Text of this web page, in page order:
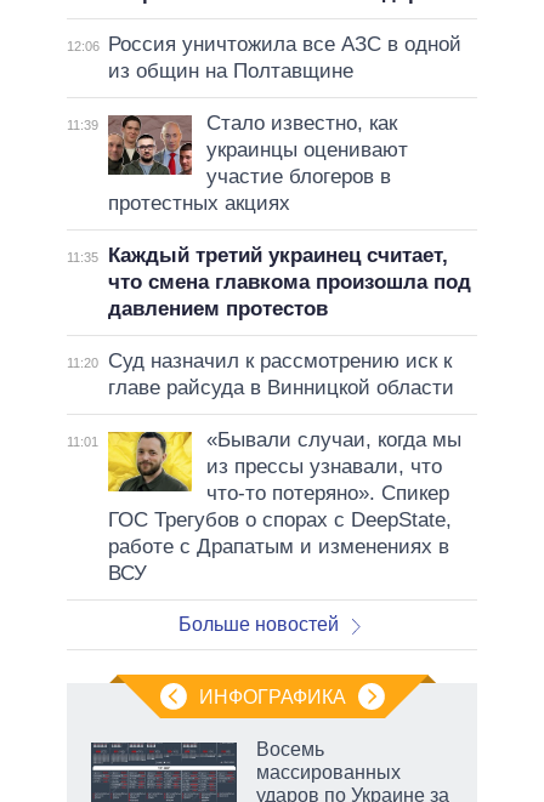
12:06
Россия уничтожила все АЗС в одной
из общин на Полтавщине
11:39
Стало известно, как
украинцы оценивают
участие блогеров в
протестных акциях
11:35
Каждый третий украинец считает,
что смена главкома произошла под
давлением протестов
11:20
Суд назначил к рассмотрению иск к
главе райсуда в Винницкой области
11:01
«Бывали случаи, когда мы
из прессы узнавали, что
что-то потеряно». Спикер
ГОС Трегубов о спорах с DeepState,
работе с Драпатым и изменениях в
ВСУ
Больше новостей
ИНФОГРАФИКА
Восемь
массированных
ударов по Украине за